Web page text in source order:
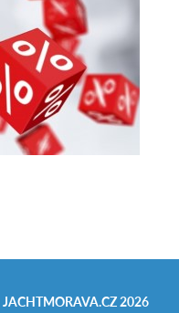
JACHTMORAVA.CZ2026